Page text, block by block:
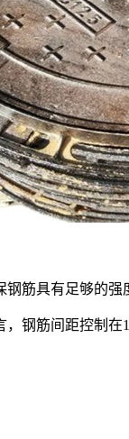
筋具有足够的强
钢筋间距控制在